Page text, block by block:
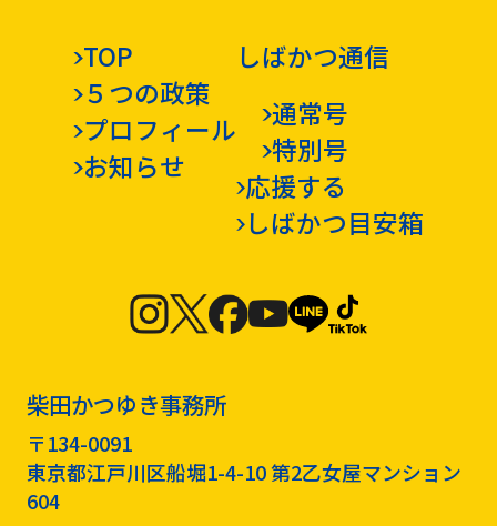
TOP
５つの政策
プロフィール
お知らせ
しばかつ通信
通常号
特別号
応援する
しばかつ目安箱
柴田かつゆき事務所
〒134-0091
東京都江戸川区船堀1-4-10 第2乙女屋マンション
604